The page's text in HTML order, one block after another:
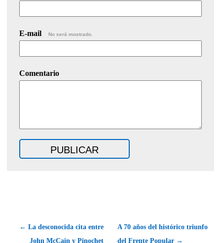
E-mail No será mostrado.
Comentario
← La desconocida cita entre
John McCain y Pinochet
A 70 años del histórico triunfo
del Frente Popular →